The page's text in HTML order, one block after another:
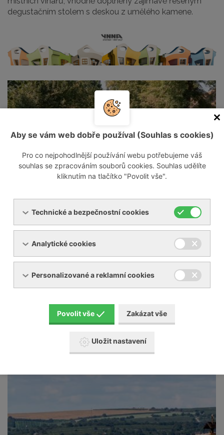
degustačním stolem s deskou z umělého kamene.
Aby se vám web dobře používal (Souhlas s cookies)
Pro co nejpohodlnější používání webu potřebujeme váš
souhlas se zpracováním souborů cookies. Souhlas udělíte
kliknutím na tlačítko "Povolit vše".
Technické a bezpečnostní cookies
Analytické cookies
Personalizované a reklamní cookies
Povolit vše Zakázat vše
Uložit nastavení